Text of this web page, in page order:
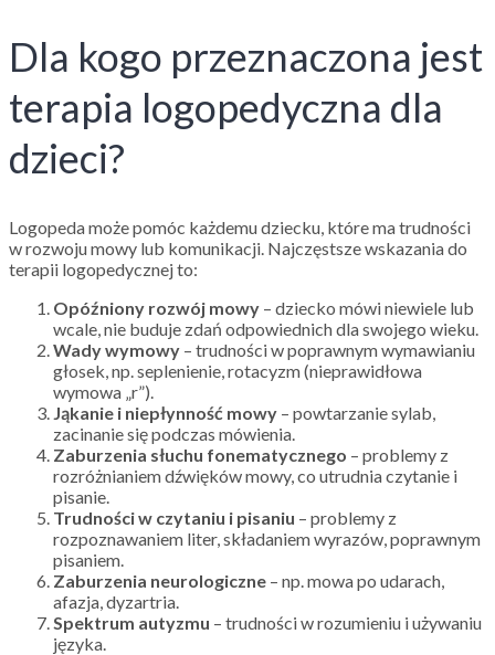
Dla kogo przeznaczona jest
terapia logopedyczna dla
dzieci?
Logopeda może pomóc każdemu dziecku, które ma trudności
w rozwoju mowy lub komunikacji. Najczęstsze wskazania do
terapii logopedycznej to:
Opóźniony rozwój mowy – dziecko mówi niewiele lub
wcale, nie buduje zdań odpowiednich dla swojego wieku.
Wady wymowy – trudności w poprawnym wymawianiu
głosek, np. seplenienie, rotacyzm (nieprawidłowa
wymowa „r”).
Jąkanie i niepłynność mowy – powtarzanie sylab,
zacinanie się podczas mówienia.
Zaburzenia słuchu fonematycznego – problemy z
rozróżnianiem dźwięków mowy, co utrudnia czytanie i
pisanie.
Trudności w czytaniu i pisaniu – problemy z
rozpoznawaniem liter, składaniem wyrazów, poprawnym
pisaniem.
Zaburzenia neurologiczne – np. mowa po udarach,
afazja, dyzartria.
Spektrum autyzmu – trudności w rozumieniu i używaniu
języka.